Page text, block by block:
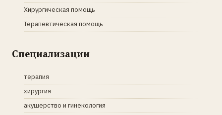
Хирургическая помощь
Терапевтическая помощь
Специализации
терапия
хирургия
акушерство и гинекология